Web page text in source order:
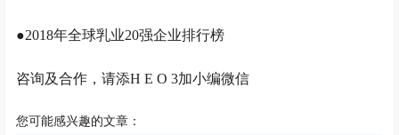
●2018年全球乳业20强企业排行榜
咨询及合作，请添H E O 3加小编微信
您可能感兴趣的文章：